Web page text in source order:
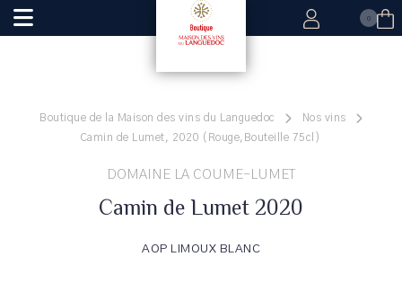
0
Boutique de la Maison des vins du Languedoc
Nos vins
Camin de Lumet, 2020 (Rouge,Bouteille 75cl)
DOMAINE LA COUME-LUMET
Camin de Lumet 2020
AOP LIMOUX BLANC